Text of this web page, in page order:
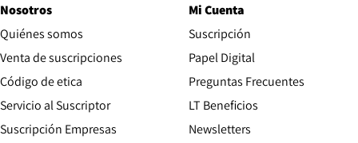
Nosotros
Quiénes somos
Venta de suscripciones
Código de etica Opens in new window
Servicio al Suscriptor
Suscripción Empresas
Mi Cuenta
Suscripción
Papel DigitalOpens in new
Preguntas Frecuentes
LT Beneficios
Newsletters